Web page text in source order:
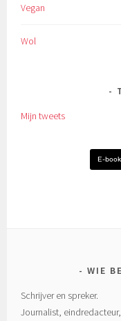
Vegan
Wol
Mijn tweets
E-
WIE
Schrijver en spreker.
Journalist,